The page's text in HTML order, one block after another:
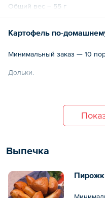
Общий вес – 55 г
Картофель по-
Минимальный заказ — 10
Дольки.
Выпечка